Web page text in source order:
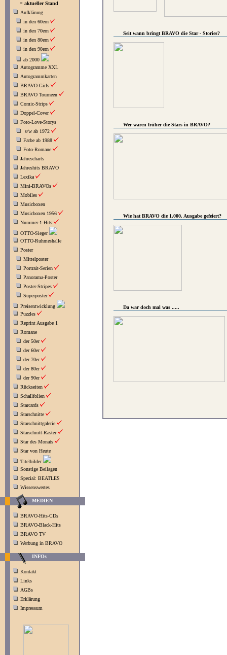
= aktueller Stand
Aufklärung
in den 60ern
in den 70ern
in den 80ern
in den 90ern
ab 2000
Autogramme XXL
Autogrammkarten
BRAVO-Girls
BRAVO Tourneen
Comic-Strips
Doppel-Cover
Foto-Love-Storys
s/w ab 1972
Farbe ab 1988
Foto-Romane
Jahrescharts
Jahreshits BRAVO
Lexika
Mini-BRAVOs
Mobiles
Musicboxen
Musicboxen 1956
Nummer-1-Hits
OTTO-Sieger
OTTO-Ruhmeshalle
Poster
Mittelposter
Portrait-Serien
Panorama-Poster
Poster-Stripes
Superposter
Preisentwicklung
Puzzles
Reprint Ausgabe 1
Romane
der 50er
der 60er
der 70er
der 80er
der 90er
Rückseiten
Schallfolien
Starcards
Starschnitte
Starschnittgalerie
Starschnitt-Raster
Star des Monats
Star von Heute
Titelbilder
Sonstige Beilagen
Special: BEATLES
Wissenswertes
MEDIEN
BRAVO-Hits-CDs
BRAVO-Black-Hits
BRAVO TV
Werbung in BRAVO
INFOs
Kontakt
Links
AGBs
Erklärung
Impressum
Seit wann bringt BRAVO die Star - Stories?
Wer waren früher die Stars in BRAVO?
Wie hat BRAVO die 1.000. Ausgabe gefeiert?
Da war doch mal was .....